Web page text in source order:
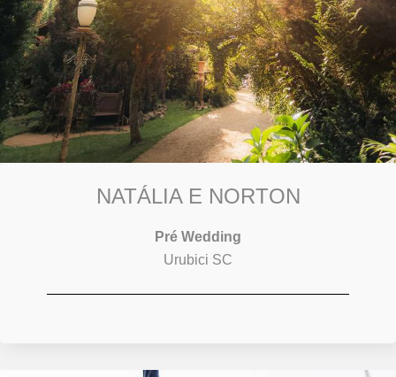
NATÁLIA E NORTON
Pré Wedding
Urubici SC